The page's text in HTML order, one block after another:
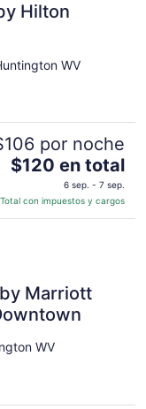
Hilton
WV
por noche
El
es
de
por
noche
$120 en total
6 sep. - 7 sep.
Total con impuestos y cargos
Marriott
WV